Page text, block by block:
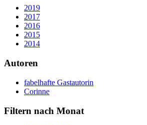
2019
2017
2016
2015
2014
Autoren
fabelhafte Gastautorin
Corinne
Filtern nach Monat